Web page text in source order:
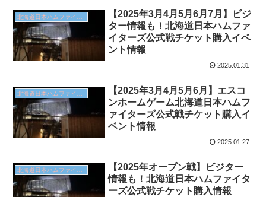
【2025年3月4月5月6月7月】ビジ
ター情報も！北海道日本ハムファ
イターズ公式戦チケット購入イベ
ント情報
2025.01.31
北海道日本ハムファイターズ
【2025年3月4月5月6月】エスコ
ンホームゲーム北海道日本ハムフ
ァイターズ公式戦チケット購入イ
ベント情報
2025.01.27
北海道日本ハムファイターズ
【2025年オープン戦】ビジター
情報も！北海道日本ハムファイタ
ーズ公式戦チケット購入情報